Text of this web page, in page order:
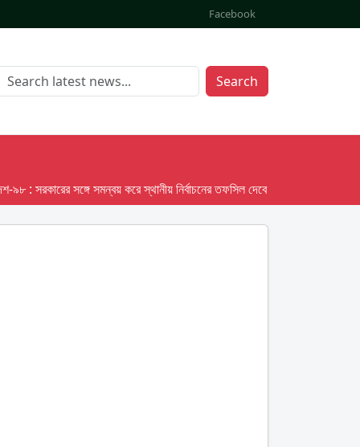
Facebook
Search
সঙ্গে সমন্বয় করে স্থানীয় নির্বাচনের তফসিল দেবে ইসি; অক্টোবর লক্ষ্য ধরে